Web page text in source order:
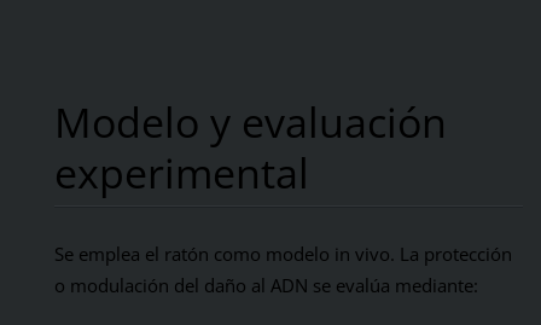
Modelo y evaluación
experimental
Se emplea el ratón como modelo in vivo. La protección
o modulación del daño al ADN se evalúa mediante: